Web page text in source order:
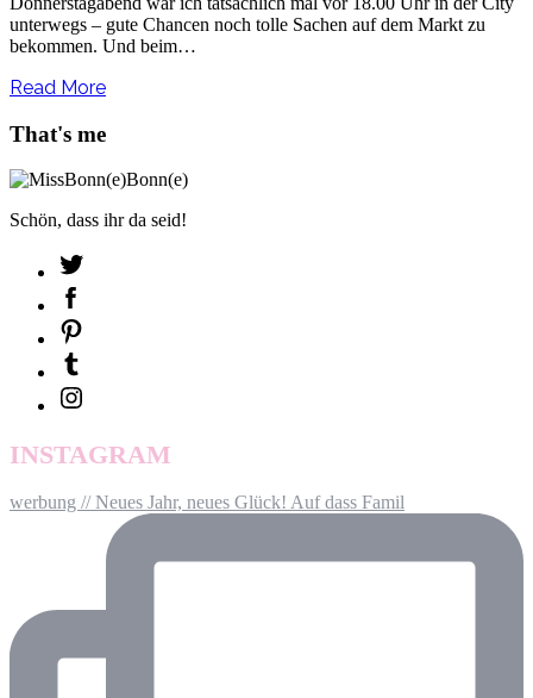
unterwegs – gute Chancen noch tolle Sachen auf dem Markt zu
bekommen. Und beim…
Read More
That's me
Schön, dass ihr da seid!
INSTAGRAM
werbung // Neues Jahr, neues Glück! Auf dass Famil